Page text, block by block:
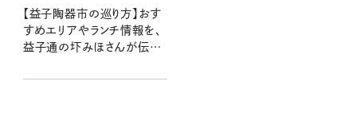
【益子陶器市の巡り方】おす
すめエリアやランチ情報を、
益子通の圷みほさんが伝